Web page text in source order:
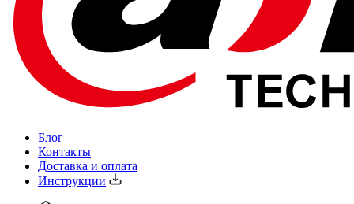
Блог
Контакты
Доставка и оплата
Инструкции